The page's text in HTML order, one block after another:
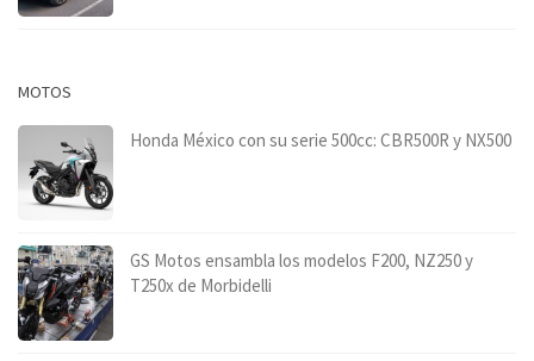
MOTOS
Honda México con su serie 500cc: CBR500R y NX500
GS Motos ensambla los modelos F200, NZ250 y
T250x de Morbidelli